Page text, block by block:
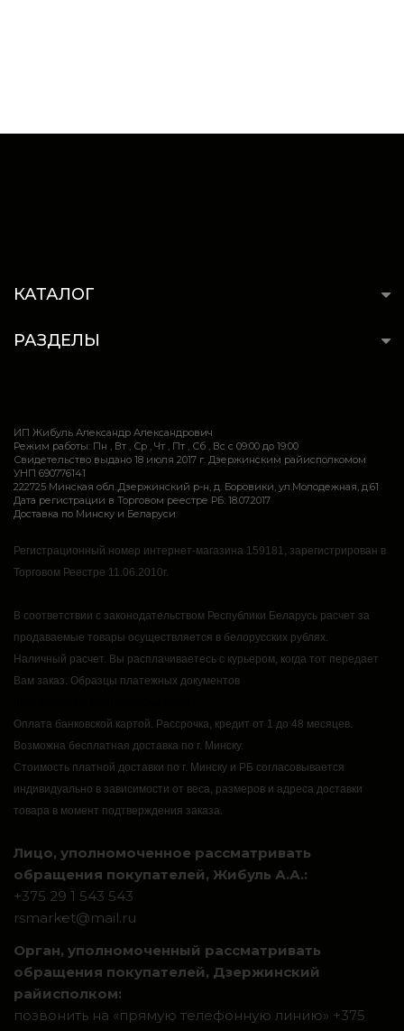
КАТАЛОГ
РАЗДЕЛЫ
ИП Жибуль Александр Александрович
Режим работы: Пн , Вт , Ср , Чт , Пт , Сб , Вс c 09:00 до 19:00
Свидетельство выдано 18 июля 2017 г. Дзержинским райисполкомом
УНП 690776141
222725 Минская обл.,Дзержинский р-н, д. Боровики, ул.Молодежная, д.61
Дата регистрации в Торговом реестре РБ: 18.07.2017
Доставка по Минску и Беларуси
Регистрационный номер интернет-магазина 159181, зарегистрирован в
Торговом Реестре 11.06.2010г.
В соответствии с законодательством Республики Беларусь расчет за
продаваемые товары осуществляется в белорусских рублях.
Наличный расчет. Вы расплачиваетесь с курьером, когда тот передает
Вам заказ. Образцы платежных документов
Оплата банковской картой. Рассрочка, кредит от 1 до 48 месяцев.
Возможна бесплатная доставка по г. Минску.
Стоимость платной доставки по г. Минску и РБ согласовывается
индивидуально в зависимости от веса, размеров и адреса доставки
товара в момент подтверждения заказа.
Лицо, уполномоченное рассматривать
обращения покупателей, Жибуль А.А.:
+375 29 1 543 543
rsmarket@mail.ru
Орган, уполномоченный рассматривать
обращения покупателей, Дзержинский
райисполком:
позвонить на «прямую телефонную линию» +375